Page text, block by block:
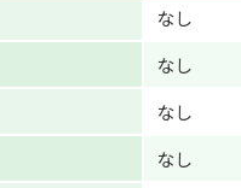
なし
なし
なし
なし